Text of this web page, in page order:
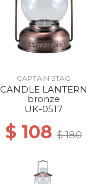
CAPTAIN STAG
CANDLE LANTERN
bronze
UK-0517
$ 108$ 180